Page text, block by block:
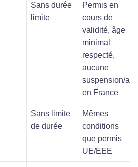
Sans durée
limite
Permis en
cours de
validité, âge
minimal
respecté,
aucune
suspension/
en France
Sans limite
de durée
Mêmes
conditions
que permis
UE/EEE